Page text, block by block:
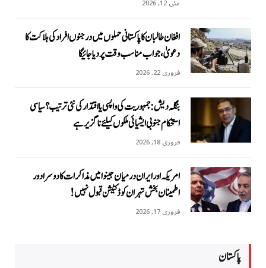
مئی 12, 2026
افغان طالبان کا پاکستانی حملوں میں درجنوں افراد کی ہلاکت کا
دعویٰ، جواب مناسب وقت پر دیا جائیگا
فروری 22, 2026
بنگلہ دیش: جمہوریت کی واپسی یا اقتدار کی نئی ترتیب؟ سیاسی
استحکام جنوبی ایشیائی ملکوں کیلئے ناگزیر ہے
فروری 18, 2026
امریکہ اور ایران درمیان جینوا میں مذاکرات کا دوسرا دور
اطمینان بخش تہران کو ڈکٹیشن قبول نہیں!
فروری 17, 2026
پاکستان